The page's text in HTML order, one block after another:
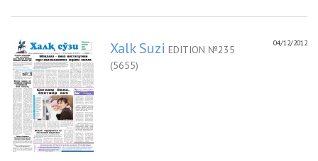
04/12/2012
Xalk Suzi EDITION №235
(5655)